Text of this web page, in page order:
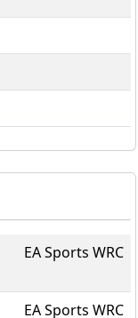
EA Sports WRC
EA Sports WRC